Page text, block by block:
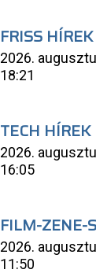
FRISS HÍREK
2026.
18:21
TECH HÍREK
2026.
16:05
FILM-ZENE-
2026.
11:50